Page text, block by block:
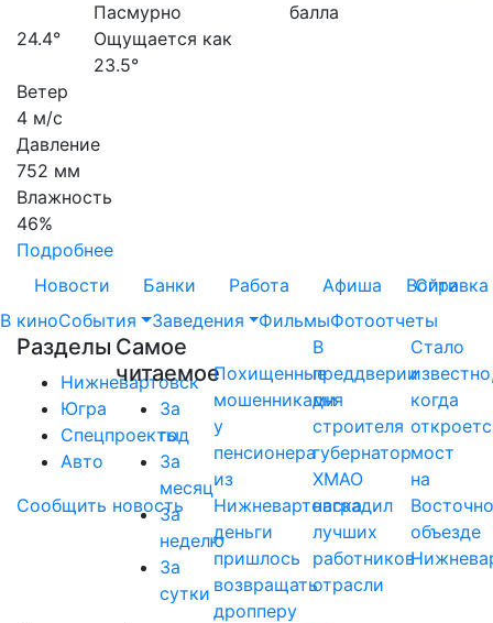
24.4°
Пасмурно
Ощущается как
23.5°
Ветер
4 м/с
Давление
752 мм
Влажность
46%
Подробнее
балла
Новости Банки Работа Афиша Справка
Войти
В киноСобытия Заведения ФильмыФотоотчеты
Разделы
Нижневартовск
Югра
Спецпроекты
Авто
Сообщить новость
Самое
читаемое
За
год
За
месяц
За
неделю
За
сутки
Похищенные
мошенниками
у
пенсионера
из
Нижневартовска
деньги
пришлось
возвращать
дропперу
В
преддверии
дня
строителя
губернатор
ХМАО
наградил
лучших
работников
отрасли
Стало
когда
мост
на
объезде